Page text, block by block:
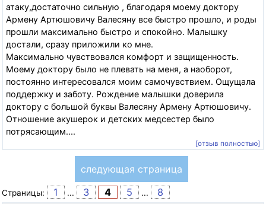
атаку,достаточно сильную , благодаря моему доктору
Армену Артюшовичу Валесяну все быстро прошло, и роды
прошли максимально быстро и спокойно. Малышку
достали, сразу приложили ко мне.
Максимально чувствовался комфорт и защищенность.
Моему доктору было не плевать на меня, а наоборот,
постоянно интересовался моим самочувствием. Ощущала
поддержку и заботу. Рождение малышки доверила
доктору с большой буквы Валесяну Армену Артюшовичу.
Отношение акушерок и детских медсестер было
потрясающим....
[отзыв полностью]
следующая страница
Страницы: 1 ... 3 4 5 ... 8